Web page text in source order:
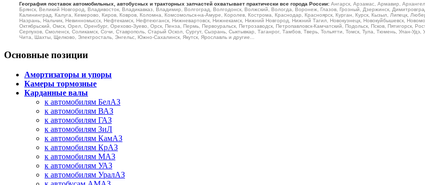
География поставок автомобильных, автобусных и тракторных запчастей охватывает практически все города России: Ангарск, Арзамас, Армавир,
Брянск, Великий Новгород, Владивосток, Владикавказ, Владимир, Волгоград, Волгодонск, Волжский, Вологда, Воронеж, Глазов, Грозный, Дзержинск,
Калининград, Калуга, Кемерово, Киров, Ковров, Коломна, Комсомольск-на-Амуре, Королев, Кострома, Краснодар, Красноярск, Курган, Курск, Кызыл, Липецк,
Назрань, Нальчик, Невинномысск, Нефтекамск, Нефтеюганск, Нижневартовск, Нижнекамск, Нижний Новгород, Нижний Тагил, Новокузнецк, Новокуйбышевск,
Октябрьский, Омск, Орел, Оренбург, Орехово-Зуево, Орск, Пенза, Пермь, Первоуральск, Петрозаводск, Петропавловск-Камчатский, Подольск, Псков, Пятигорск,
Серпухов, Смоленск, Соликамск, Сочи, Ставрополь, Старый Оскол, Сургут, Сызрань, Сыктывкар, Таганрог, Тамбов, Тверь, Тольятти, Томск, Тула, Тюмень, Улан-
Чита, Шахты, Щелково, Электросталь, Энгельс, Южно-Сахалинск, Якутск, Ярославль и другие...
Основные позиции
Амортизаторы и упоры
Камеры тормозные
Карданные валы
к автомобилям БелАЗ
к автомобилям ВАЗ
к автомобилям ГАЗ
к автомобилям ЗиЛ
к автомобилям КамАЗ
к автомобилям КрАЗ
к автомобилям МАЗ
к автомобилям УАЗ
к автомобилям УралАЗ